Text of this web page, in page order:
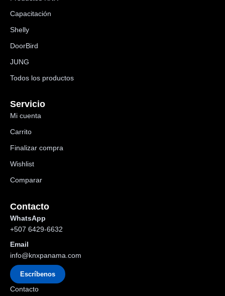
Capacitación
Shelly
DoorBird
JUNG
Todos los productos
Servicio
Mi cuenta
Carrito
Finalizar compra
Wishlist
Comparar
Contacto
WhatsApp
+507 6429-6632
Email
info@knxpanama.com
Escríbenos
Contacto